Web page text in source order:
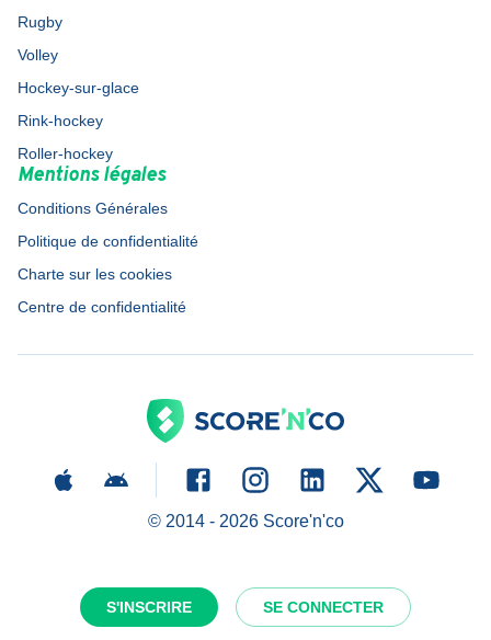
S'INSCRIRE SE CONNECTER
Rugby
Volley
Hockey-sur-glace
Rink-hockey
Roller-hockey
Mentions légales
Conditions Générales
Politique de confidentialité
Charte sur les cookies
Centre de confidentialité
© 2014 - 2026Score'n'co